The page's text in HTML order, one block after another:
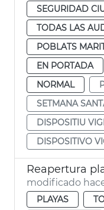
SEGURIDAD
TODAS LAS
POBLATS
EN PORTADA
NORMAL
SETMANA
DISPOSITIU
DISPOSITIVO
Reapertura
modificado
PLAYAS